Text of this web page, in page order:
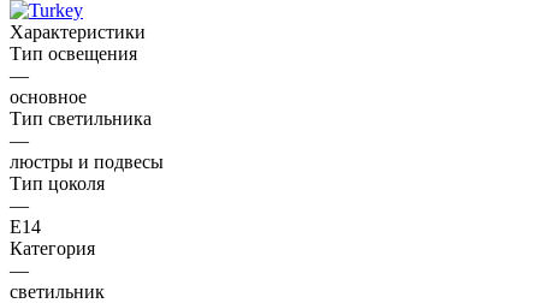
Характеристики
Тип освещения
—
основное
Тип светильника
—
люстры и подвесы
Тип цоколя
—
E14
Категория
—
светильник